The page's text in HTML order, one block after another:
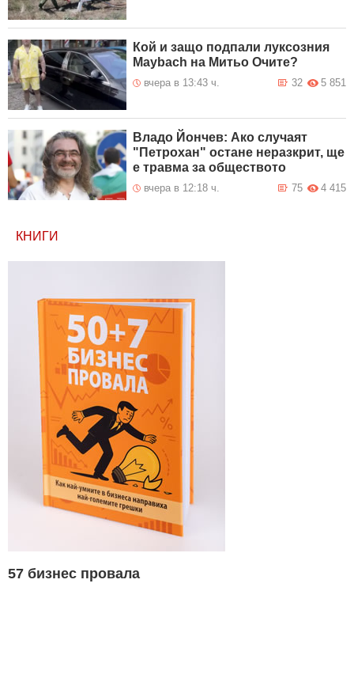
Кой и защо подпали луксозния
Maybach на Митьо Очите?
вчера в 13:43 ч. 5 851
32
Владо Йончев: Ако случаят
"Петрохан" остане неразкрит, ще
е травма за обществото
вчера в 12:18 ч. 4 415
75
КНИГИ
57 бизнес провала